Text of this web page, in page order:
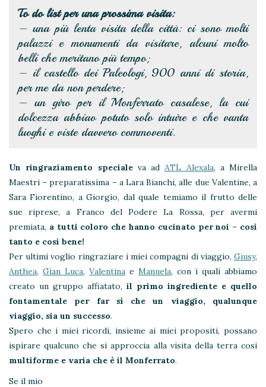
To do list per una prossima visita:
– una più lenta visita della città: ci sono molti
palazzi e monumenti da visitare, alcuni molto
belli che meritano più tempo;
– il castello dei Paleologi, 900 anni di storia,
per me da non perdere;
– un giro per il Monferrato casalese, la cui
dolcezza abbiao potuto solo intuire e che vanta
luoghi e viste davvero commoventi.
Un ringraziamento specialeva ad ATL Alexala, a Mirella
Maestri – preparatissima – a Lara Bianchi, alle due Valentine, a
Sara Fiorentino, a Giorgio, dal quale temiamo il frutto delle
sue riprese, a Franco del Podere La Rossa, per avermi
premiata, a tutti coloro che hanno cucinato per noi – così
tanto e così bene!
Per ultimi voglio ringraziare i miei compagni di viaggio, Giusy,
Anthea, Gian Luca, Valentina e Manuela, con i quali abbiamo
creato un gruppo affiatato, il primo ingrediente e quello
fontamentale per far sì che un viaggio, qualunque
viaggio, sia un successo.
Spero che i miei ricordi, insieme ai miei propositi, possano
ispirare qualcuno che si approccia alla visita della terra così
multiforme e varia che è il Monferrato.
Se il mio